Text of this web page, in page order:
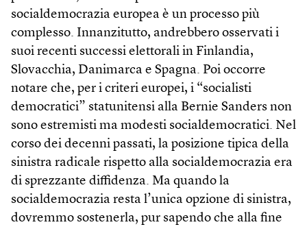
socialdemocrazia europea è un processo più
complesso. Innanzitutto, andrebbero osservati i
suoi recenti successi elettorali in Finlandia,
Slovacchia, Danimarca e Spagna. Poi occorre
notare che, per i criteri europei, i “socialisti
democratici” statunitensi alla Bernie Sanders non
sono estremisti ma modesti socialdemocratici. Nel
corso dei decenni passati, la posizione tipica della
sinistra radicale rispetto alla socialdemocrazia era
di sprezzante diffidenza. Ma quando la
socialdemocrazia resta l’unica opzione di sinistra,
dovremmo sostenerla, pur sapendo che alla fine